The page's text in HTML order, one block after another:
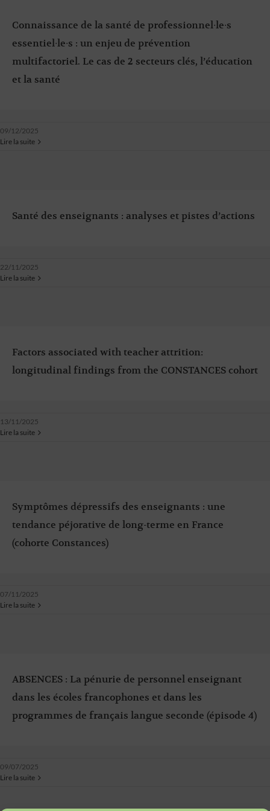
Connaissance de la santé de professionnel∙le∙s
essentiel∙le∙s : un enjeu de prévention
multifactoriel. Le cas de 2 secteurs clés, l’éducation
et la santé
09/12/2025
Lire la suite
Santé des enseignants : analyses et pistes d’actions
22/11/2025
Lire la suite
Factors associated with teacher attrition:
longitudinal findings from the CONSTANCES cohort
13/11/2025
Lire la suite
Symptômes dépressifs des enseignants : une
tendance péjorative de long-terme en France
(cohorte Constances)
07/11/2025
Lire la suite
ABSENCES : La pénurie de personnel enseignant
dans les écoles francophones et dans les
programmes de français langue seconde (épisode 4)
09/07/2025
Lire la suite